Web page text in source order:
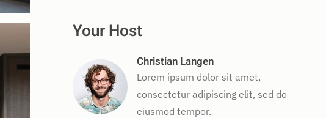
Your Host
Christian Langen
Lorem ipsum dolor sit amet,
consectetur adipiscing elit, sed do
eiusmod tempor.